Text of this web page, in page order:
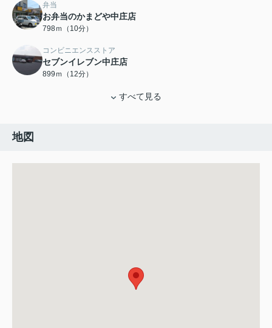
弁当
お弁当のかまどや中庄店
798ｍ（10分）
コンビニエンスストア
セブンイレブン中庄店
899ｍ（12分）
すべて見る
地図